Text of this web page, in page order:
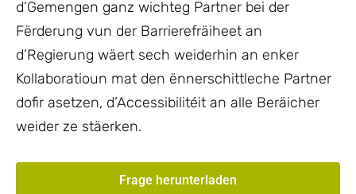
d’Gemengen ganz wichteg Partner bei der
Fërderung vun der Barrierefräiheet an
d’Regierung wäert sech weiderhin an enker
Kollaboratioun mat den ënnerschittleche Partner
dofir asetzen, d’Accessibilitéit an alle Beräicher
weider ze stäerken.
Frage herunterladen